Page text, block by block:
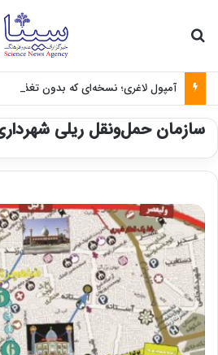
آمپول لاغری؛ نسخه‌ای که بدون تغذیه
سازمان حمل‌ونقل ریلی